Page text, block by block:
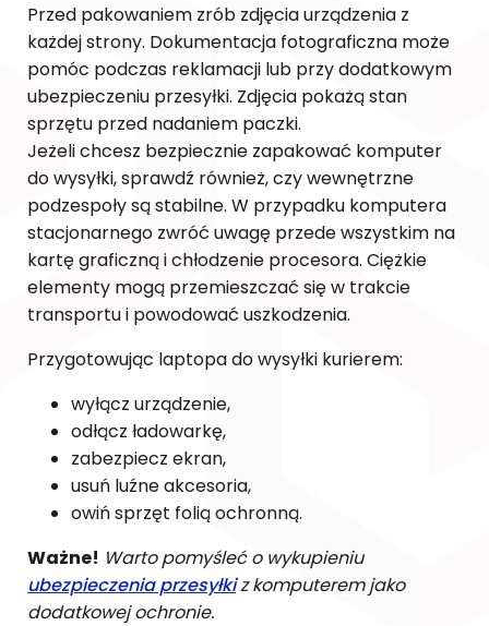
Przed pakowaniem zrób zdjęcia urządzenia z
każdej strony. Dokumentacja fotograficzna może
pomóc podczas reklamacji lub przy dodatkowym
ubezpieczeniu przesyłki. Zdjęcia pokażą stan
sprzętu przed nadaniem paczki.
Jeżeli chcesz bezpiecznie zapakować komputer
do wysyłki, sprawdź również, czy wewnętrzne
podzespoły są stabilne. W przypadku komputera
stacjonarnego zwróć uwagę przede wszystkim na
kartę graficzną i chłodzenie procesora. Ciężkie
elementy mogą przemieszczać się w trakcie
transportu i powodować uszkodzenia.
Przygotowując laptopa do wysyłki kurierem:
wyłącz urządzenie,
odłącz ładowarkę,
zabezpiecz ekran,
usuń luźne akcesoria,
owiń sprzęt folią ochronną.
Ważne! Warto pomyśleć o wykupieniu
ubezpieczenia przesyłkiz komputerem jako
dodatkowej ochronie.